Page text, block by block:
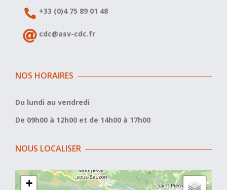
+33 (0)4 75 89 01 48
cdc@asv-cdc.fr
NOS HORAIRES
Du lundi au vendredi
De 09h00 à 12h00 et de 14h00 à 17h00
NOUS LOCALISER
+